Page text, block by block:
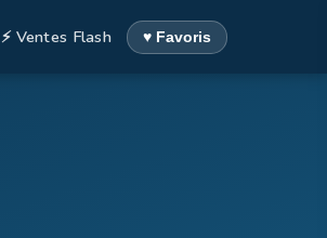
⚡ Ventes Flash ♥ Favoris